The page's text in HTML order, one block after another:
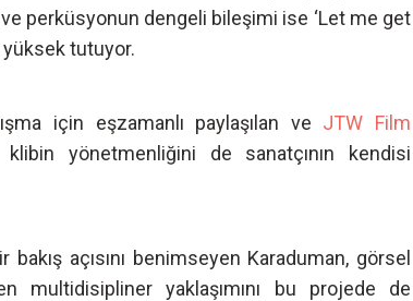
perküsyonun dengeli bileşimi ise ‘Let me get
tutuyor.
için eşzamanlı paylaşılan ve JTW Film
klibin yönetmenliğini de sanatçının kendisi
açısını benimseyen Karaduman, görsel
yaklaşımını bu projede de